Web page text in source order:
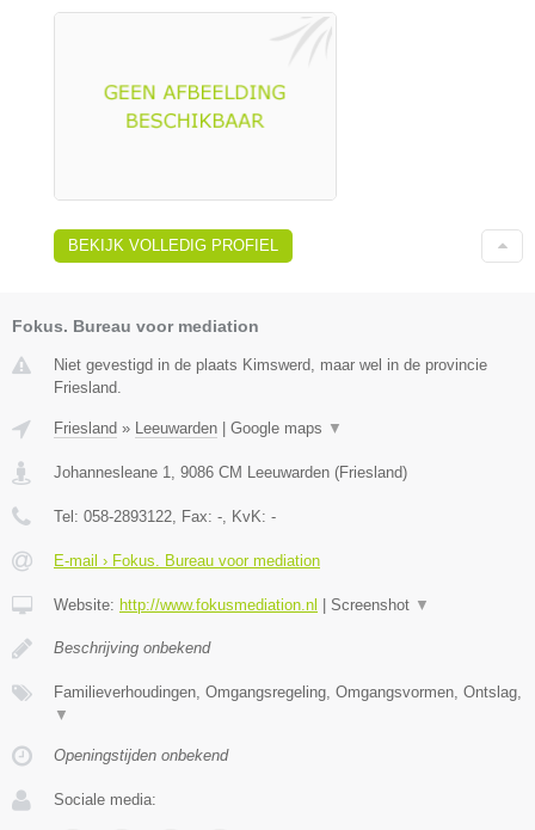
BEKIJK VOLLEDIG PROFIEL
Fokus. Bureau voor mediation
Niet gevestigd in de plaats Kimswerd, maar wel in de provincie
Friesland.
Friesland » Leeuwarden Google maps ▼
Johannesleane 1, 9086 CM Leeuwarden (Friesland)
Tel: 058-2893122, Fax: -, KvK: -
E-mail › Fokus. Bureau voor mediation
Website: http://www.fokusmediation.nl Screenshot ▼
Beschrijving onbekend
Familieverhoudingen, Omgangsregeling, Omgangsvormen, Ontslag,
▼
Openingstijden onbekend
Sociale media: